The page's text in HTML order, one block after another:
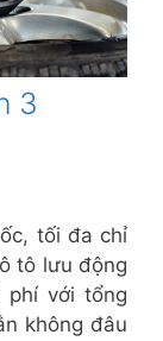
3
tối đa chỉ
tô lưu động
với tổng
không đâu